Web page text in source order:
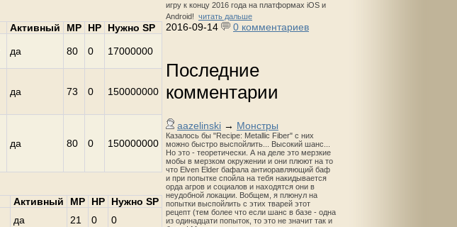
игру к концу 2016 года на платформах iOS и
Android! читать дальше
2016-09-14 0 комментариев
Последние
комментарии
aazelinski → Монстры
Казалось бы "Recipe: Metallic Fiber" с них
можно быстро выспойлить... Высокий шанс...
Но это - теоретически. А на деле это мерзкие
мобы в мерзком окружении и они плюют на то
что Elven Elder бафала антиоравляющий баф
и при попытке спойла на тебя накидывается
орда агров и социалов и находятся они в
неудобной локации. Вобщем, я плюнул на
попытки выспойлить с этих тварей этот
рецепт (тем более что если шанс в базе - одна
из одинадцати попыток, то это не значит так и
Активный MP HP
Нужно SP
да 80 0 17000000
да 73 0 150000000
да 80 0 150000000
Активный MP HP
Нужно SP
да 21 0
0